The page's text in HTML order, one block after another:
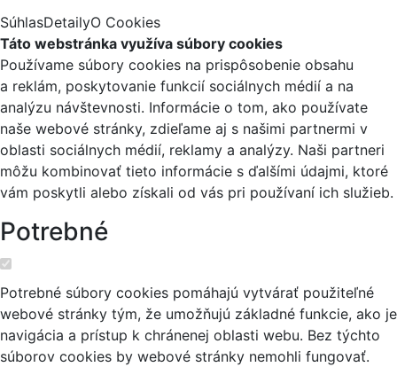
SúhlasDetailyO Cookies
Táto webstránka využíva súbory cookies
Používame súbory cookies na prispôsobenie obsahu
a reklám, poskytovanie funkcií sociálnych médií a na
analýzu návštevnosti. Informácie o tom, ako používate
naše webové stránky, zdieľame aj s našimi partnermi v
oblasti sociálnych médií, reklamy a analýzy. Naši partneri
môžu kombinovať tieto informácie s ďalšími údajmi, ktoré
vám poskytli alebo získali od vás pri používaní ich služieb.
Potrebné
Potrebné súbory cookies pomáhajú vytvárať použiteľné
webové stránky tým, že umožňujú základné funkcie, ako je
navigácia a prístup k chránenej oblasti webu. Bez týchto
súborov cookies by webové stránky nemohli fungovať.